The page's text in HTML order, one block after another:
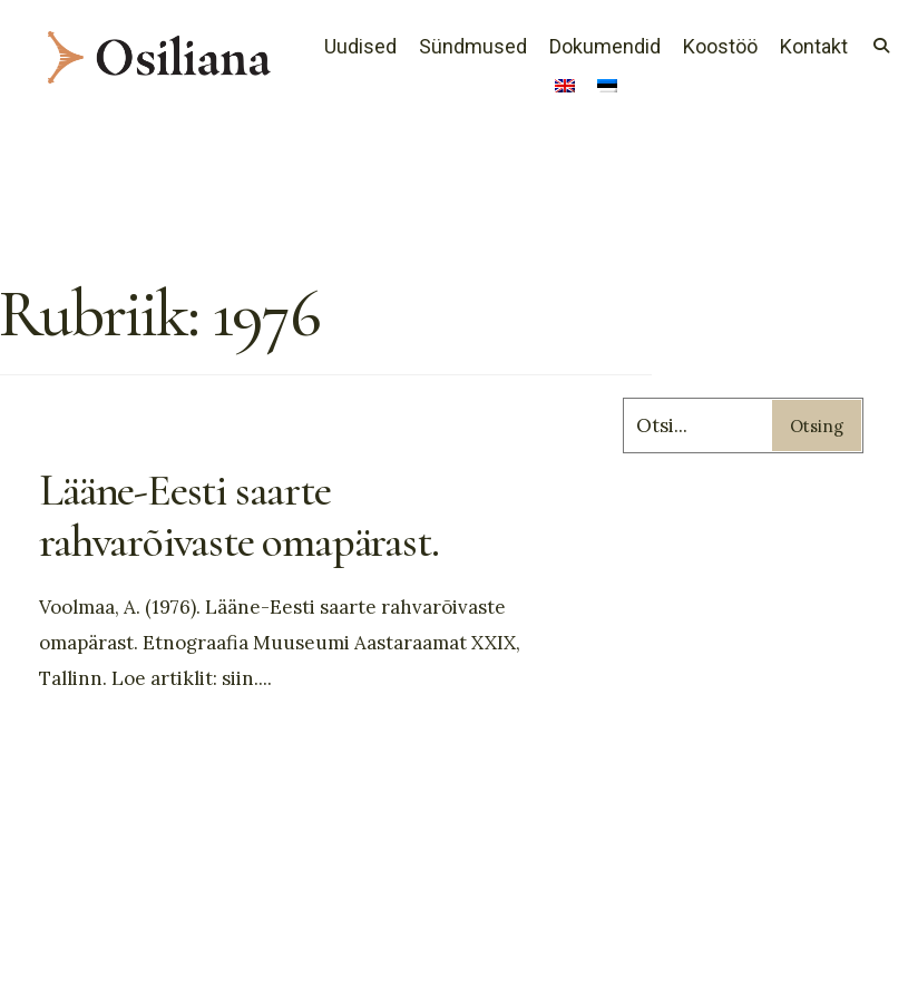
Uudised Sündmused Dokumendid Koostöö Kontakt
Rubriik: 1976
Lääne-Eesti saarte
rahvarõivaste omapärast.
Voolmaa, A. (1976). Lääne-Eesti saarte rahvarõivaste
omapärast. Etnograafia Muuseumi Aastaraamat XXIX,
Tallinn. Loe artiklit: siin....
Otsing